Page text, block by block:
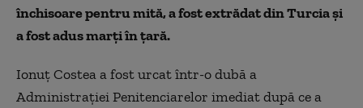
închisoare pentru mită, a fost extrădat din Turcia și
a fost adus marți în țară.
Ionuț Costea a fost urcat într-o dubă a
Administrației Penitenciarelor imediat după ce a